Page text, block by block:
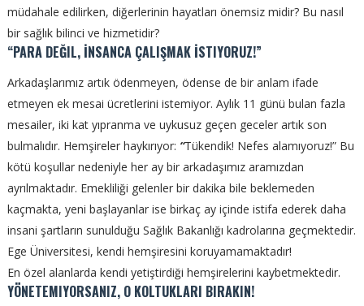
müdahale edilirken, diğerlerinin hayatları önemsiz midir? Bu nasıl
bir sağlık bilinci ve hizmetidir?
“PARA DEĞIL, İNSANCA ÇALIŞMAK İSTIYORUZ!”
Arkadaşlarımız artık ödenmeyen, ödense de bir anlam ifade
etmeyen ek mesai ücretlerini istemiyor. Aylık 11 günü bulan fazla
mesailer, iki kat yıpranma ve uykusuz geçen geceler artık son
bulmalıdır. Hemşireler haykırıyor: “Tükendik! Nefes alamıyoruz!” Bu
kötü koşullar nedeniyle her ay bir arkadaşımız aramızdan
ayrılmaktadır. Emekliliği gelenler bir dakika bile beklemeden
kaçmakta, yeni başlayanlar ise birkaç ay içinde istifa ederek daha
insani şartların sunulduğu Sağlık Bakanlığı kadrolarına geçmektedir.
Ege Üniversitesi, kendi hemşiresini koruyamamaktadır!
En özel alanlarda kendi yetiştirdiği hemşirelerini kaybetmektedir.
YÖNETEMIYORSANIZ, O KOLTUKLARI BIRAKIN!